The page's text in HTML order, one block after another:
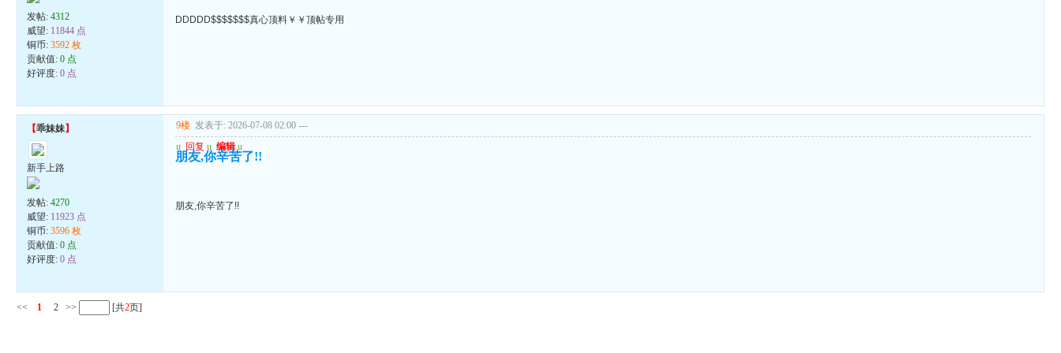
发帖:4312
威望: 11844 点
铜币:3592 枚
贡献值:0 点
好评度:0 点
DDDDD$$$$$$$真心顶料￥￥顶帖专用
【乖妹妹】
新手上路
发帖:4270
威望: 11923 点
铜币:3596 枚
贡献值:0 点
好评度:0 点
9楼 发表于: 2026-07-08 02:00 ---
u 回复 u 编辑 u
朋友,你辛苦了!!
朋友,你辛苦了!!
<< 1 2 >> [共2页]